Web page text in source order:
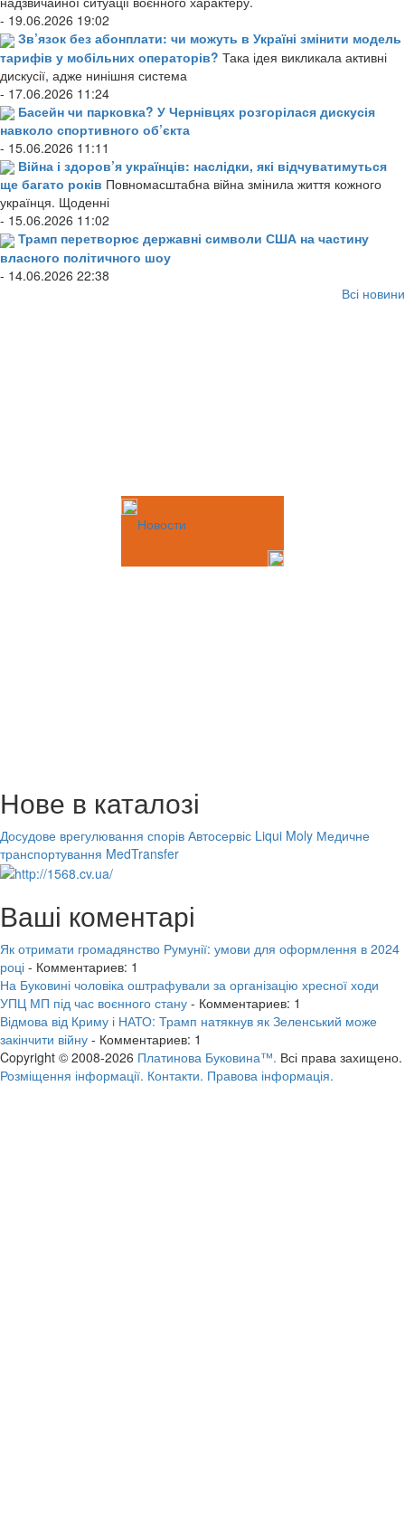
- 19.06.2026 19:02
Зв’язок без абонплати: чи можуть в Україні змінити модель
тарифів у мобільних операторів? Така ідея викликала активні
дискусії, адже нинішня система
- 17.06.2026 11:24
Басейн чи парковка? У Чернівцях розгорілася дискусія
навколо спортивного об’єкта
- 15.06.2026 11:11
Війна і здоров’я українців: наслідки, які відчуватимуться
ще багато років Повномасштабна війна змінила життя кожного
українця. Щоденні
- 15.06.2026 11:02
Трамп перетворює державні символи США на частину
власного політичного шоу
- 14.06.2026 22:38
Всі новини
Новости
Нове в каталозі
Досудове врегулювання спорів Автосервіс Liqui Moly Медичне
транспортування MedTransfer
Ваші коментарі
Як отримати громадянство Румунії: умови для оформлення в 2024
році - Комментариев: 1
На Буковині чоловіка оштрафували за організацію хресної ходи
УПЦ МП під час воєнного стану - Комментариев: 1
Відмова від Криму і НАТО: Трамп натякнув як Зеленський може
закінчити війну - Комментариев: 1
Copyright © 2008-2026 Платинова Буковина™. Всі права захищено.
Розміщення інформації. Контакти. Правова інформація.